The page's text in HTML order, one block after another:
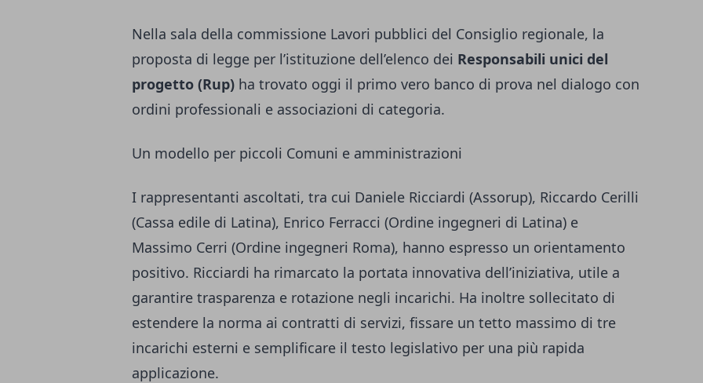
Nella sala della commissione Lavori pubblici del Consiglio regionale, la
proposta di legge per l’istituzione dell’elenco dei Responsabili unici del
progetto (Rup) ha trovato oggi il primo vero banco di prova nel dialogo con
ordini professionali e associazioni di categoria.
Un modello per piccoli Comuni e amministrazioni
I rappresentanti ascoltati, tra cui Daniele Ricciardi (Assorup), Riccardo Cerilli
(Cassa edile di Latina), Enrico Ferracci (Ordine ingegneri di Latina) e
Massimo Cerri (Ordine ingegneri Roma), hanno espresso un orientamento
positivo. Ricciardi ha rimarcato la portata innovativa dell’iniziativa, utile a
garantire trasparenza e rotazione negli incarichi. Ha inoltre sollecitato di
estendere la norma ai contratti di servizi, fissare un tetto massimo di tre
incarichi esterni e semplificare il testo legislativo per una più rapida
applicazione.